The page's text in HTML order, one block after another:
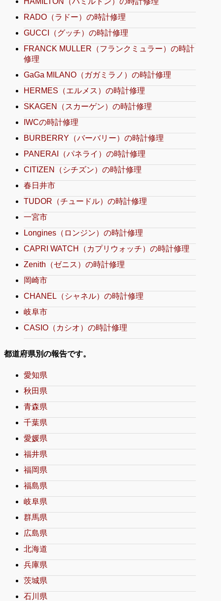
RADO（ラドー）の時計修理
GUCCI（グッチ）の時計修理
FRANCK MULLER（フランクミュラー）の時計
修理
GaGa MILANO（ガガミラノ）の時計修理
HERMES（エルメス）の時計修理
SKAGEN（スカーゲン）の時計修理
IWCの時計修理
BURBERRY（バーバリー）の時計修理
PANERAI（パネライ）の時計修理
CITIZEN（シチズン）の時計修理
春日井市
TUDOR（チュードル）の時計修理
一宮市
Longines（ロンジン）の時計修理
CAPRI WATCH（カプリウォッチ）の時計修理
Zenith（ゼニス）の時計修理
岡崎市
CHANEL（シャネル）の時計修理
岐阜市
CASIO（カシオ）の時計修理
都道府県別の報告です。
愛知県
秋田県
青森県
千葉県
愛媛県
福井県
福岡県
福島県
岐阜県
群馬県
広島県
北海道
兵庫県
茨城県
石川県